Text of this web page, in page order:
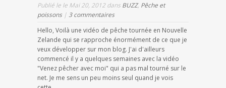
Publié le le Mai 20, 2012 dans BUZZ, Pêche et
poissons| 3 commentaires
Hello, Voilà une vidéo de pêche tournée en Nouvelle
Zelande qui se rapproche énormément de ce que je
veux développer sur mon blog. J'ai d'ailleurs
commencé il y a quelques semaines avec la vidéo
"Venez pêcher avec moi" qui a pas mal tourné sur le
net. Je me sens un peu moins seul quand je vois